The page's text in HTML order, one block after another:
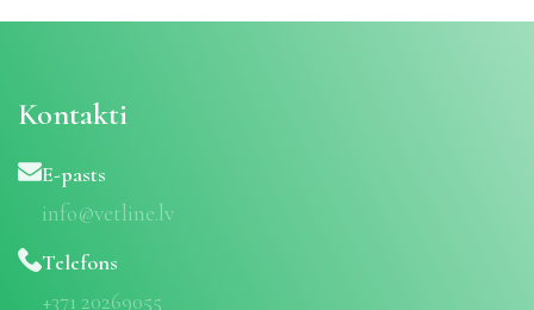
Kontakti
E-pasts
info@vetline.lv
Telefons
+371 20269055